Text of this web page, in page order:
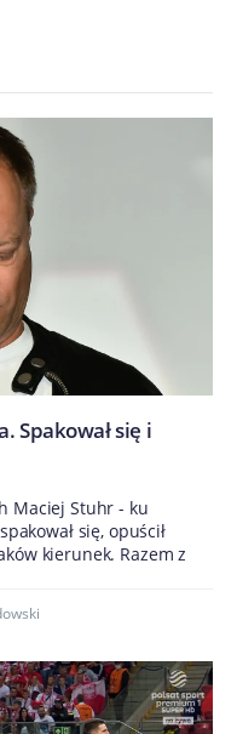
Spakował się i
Maciej Stuhr - ku
się, opuścił
kierunek. Razem z